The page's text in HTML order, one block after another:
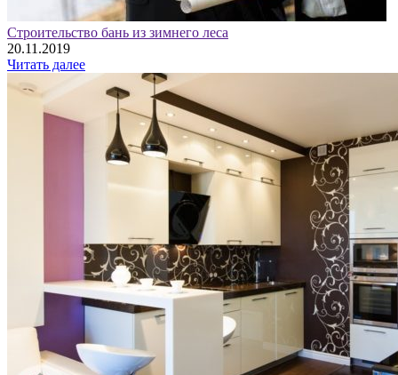
Строительство бань из зимнего леса
20.11.2019
Читать далее